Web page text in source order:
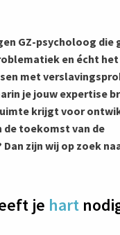
GZ-psycholoog die
en écht
met
je jouw expertise
krijgt voor
de toekomst van de
zijn wij op zoek
je hart